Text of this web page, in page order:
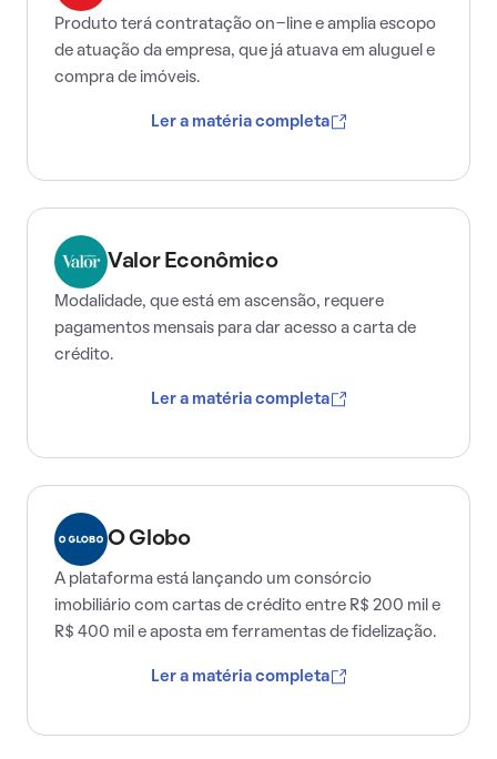
Produto terá contratação on-line e amplia escopo
de atuação da empresa, que já atuava em aluguel e
compra de imóveis.
Ler a matéria completa
Valor Econômico
Modalidade, que está em ascensão, requere
pagamentos mensais para dar acesso a carta de
crédito.
Ler a matéria completa
O Globo
A plataforma está lançando um consórcio
imobiliário com cartas de crédito entre R$ 200 mil e
R$ 400 mil e aposta em ferramentas de fidelização.
Ler a matéria completa